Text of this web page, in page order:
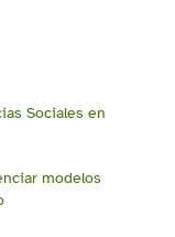
Sociales en
modelos